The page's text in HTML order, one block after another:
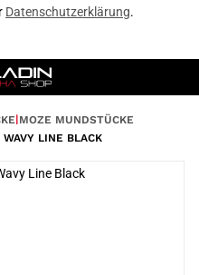
Datenschutzerklärung.
MOZE MUNDSTÜCKE
LINE BLACK